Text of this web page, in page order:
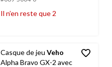
5.
Il n’en reste que 2
Casque de jeu Veho
Alpha Bravo GX-2 avec